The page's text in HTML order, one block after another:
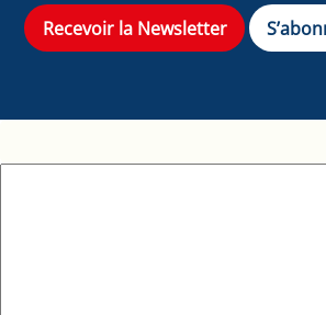
Recevoir la Newsletter